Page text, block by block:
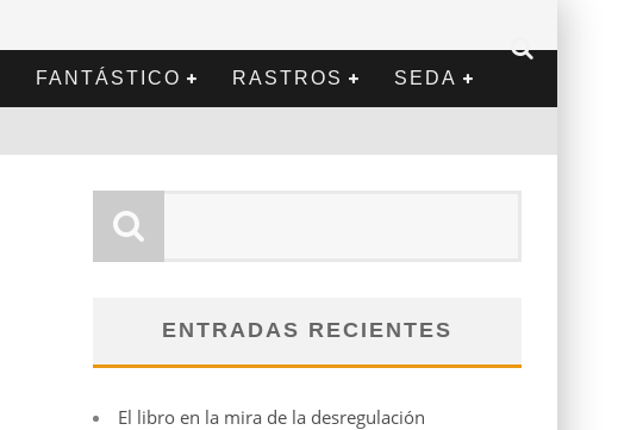
FANTÁSTICO RASTROS SEDA
ENTRADAS RECIENTES
El libro en la mira de la desregulación